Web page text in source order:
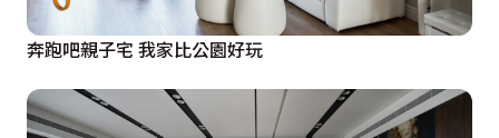
奔跑吧親子宅 我家比公園好玩